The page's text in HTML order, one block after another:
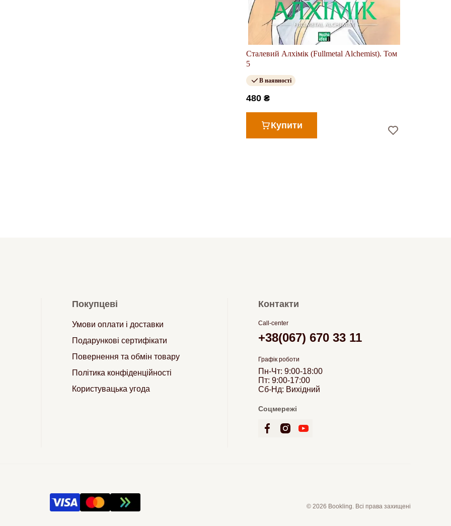
Сталевий Алхімік (Fullmetal Alchemist). Том
5
В наявності
480 ₴
Купити
Покупцеві
Умови оплати і доставки
Подарункові сертифікати
Повернення та обмін товару
Політика конфіденційності
Користувацька угода
Контакти
Call-center
+38(067) 670 33 11
Графік роботи
Пн-Чт: 9:00-18:00
Пт: 9:00-17:00
Сб-Нд: Вихідний
Соцмережі
© 2026 Bookling. Всі права захищені